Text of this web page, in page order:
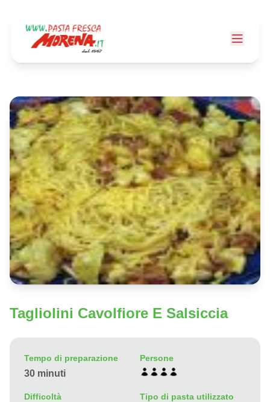
Tagliolini Cavolfiore E Salsiccia
Tempo di preparazione
30 minuti
Persone
Difficoltà Tipo di pasta utilizzato